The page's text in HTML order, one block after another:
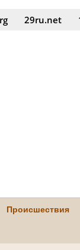
29ru.net
Происшествия